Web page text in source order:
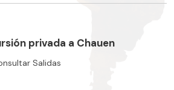
privada a Chauen
Salidas